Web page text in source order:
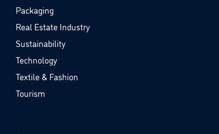
Packaging
Real Estate Industry
Sustainability
Technology
Textile & Fashion
Tourism